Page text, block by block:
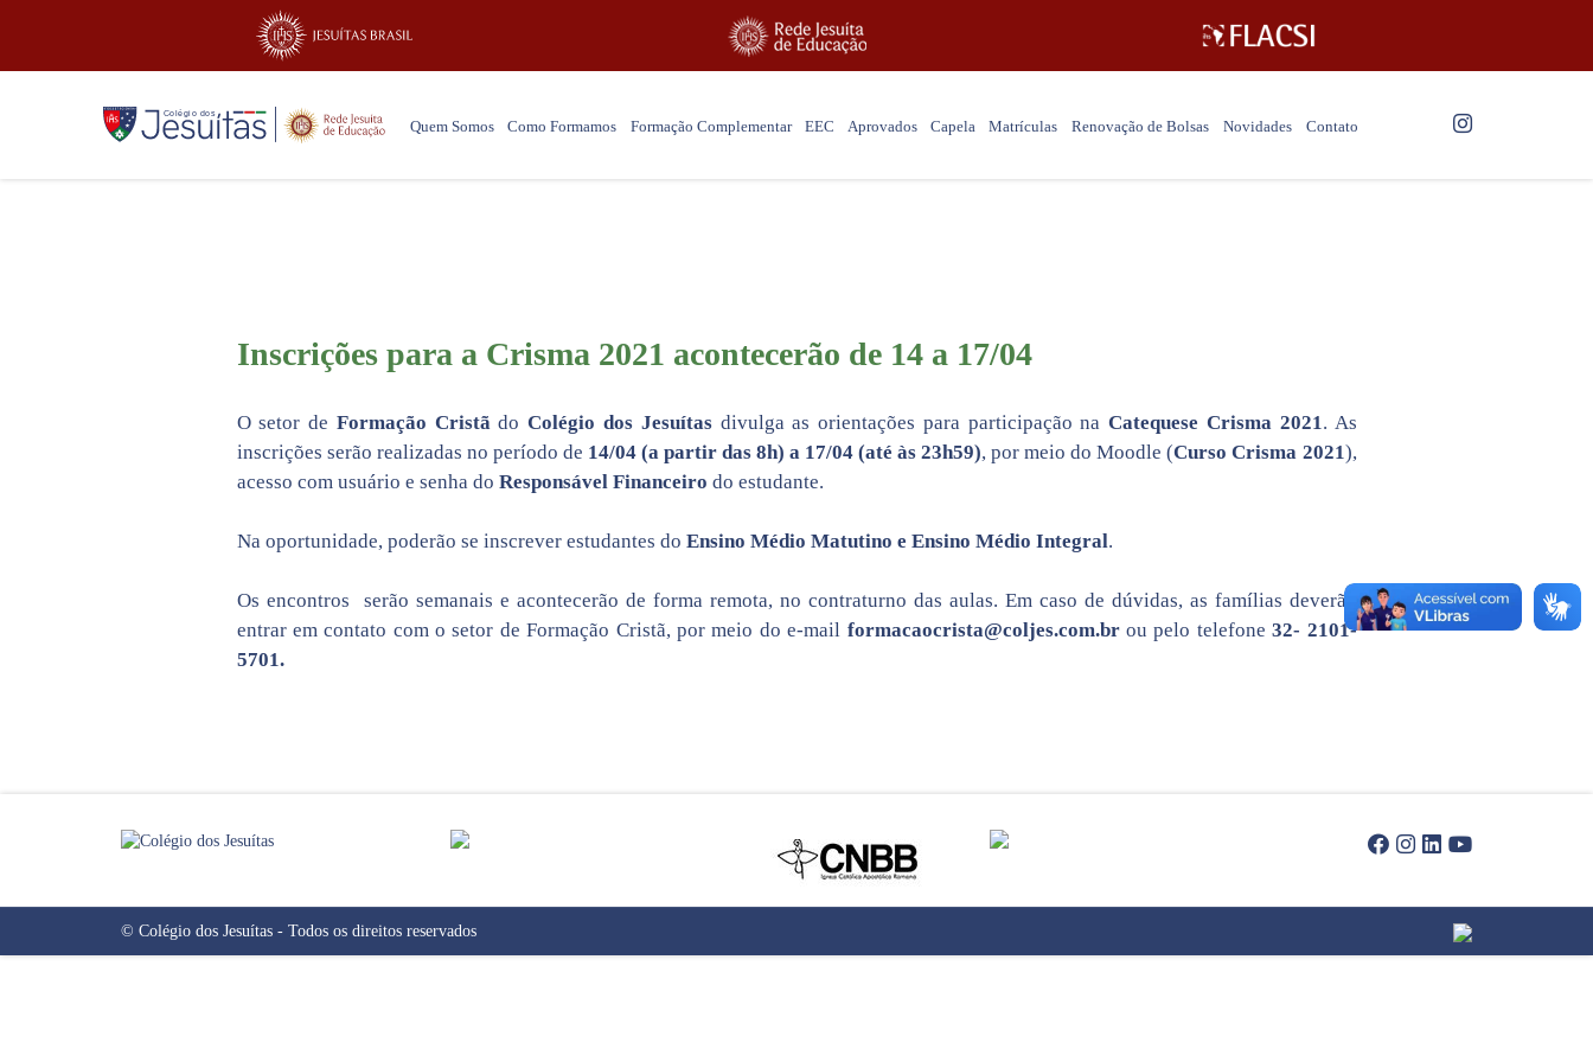
Quem Somos Como Formamos Formação Complementar EEC Aprovados Capela Matrículas Renovação de Bolsas Novidades Contato
Inscrições para a Crisma 2021 acontecerão de 14 a 17/04
O setor de Formação Cristã do Colégio dos Jesuítasdivulga as orientações para participação naCatequese Crisma 2021 . As
inscrições serão realizadas no período de 14/04 (a partir das 8h) a 17/04 (até às 23h59), por meio do Moodle (Curso Crisma 2021),
acesso com usuário e senha do Responsável Financeiro do estudante.
Na oportunidade, poderão se inscrever estudantes do Ensino Médio Matutino e Ensino Médio Integral.
Os encontros serão semanais e acontecerão de forma remota, no contraturno das aulas. Em caso de dúvidas, as famílias deverão
entrar em contato com o setor de Formação Cristã, por meio do e-mail formacaocrista@coljes.com.brou pelo telefone32- 2101-
5701.
© Colégio dos Jesuítas - Todos os direitos reservados